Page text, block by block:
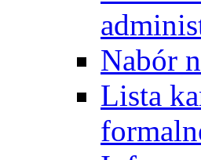
Nabór
Lista